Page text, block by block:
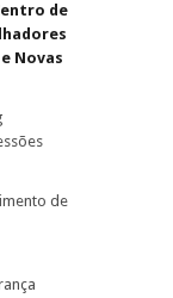
de
Novas
de